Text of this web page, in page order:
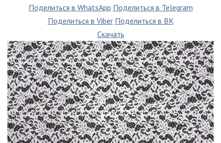
Поделиться в WhatsApp Поделиться в Telegram
Поделиться в Viber Поделиться в ВК
Скачать